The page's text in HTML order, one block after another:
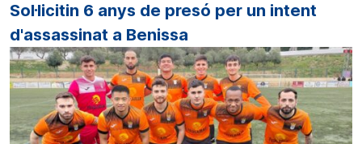
Sol·licitin 6 anys de presó per un intent
d'assassinat a Benissa